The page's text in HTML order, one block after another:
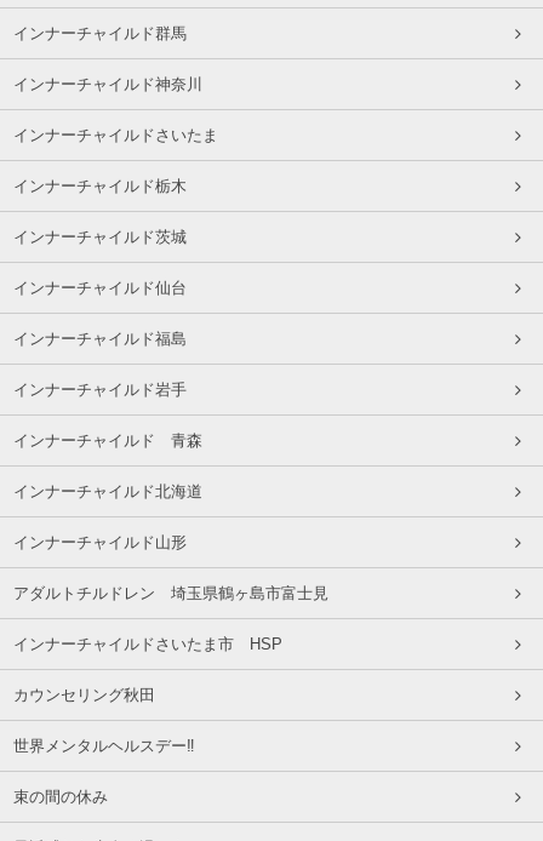
インナーチャイルド群馬
インナーチャイルド神奈川
インナーチャイルドさいたま
インナーチャイルド栃木
インナーチャイルド茨城
インナーチャイルド仙台
インナーチャイルド福島
インナーチャイルド岩手
インナーチャイルド 青森
インナーチャイルド北海道
インナーチャイルド山形
アダルトチルドレン 埼玉県鶴ヶ島市富士見
インナーチャイルドさいたま市 HSP
カウンセリング秋田
世界メンタルヘルスデー‼️
束の間の休み